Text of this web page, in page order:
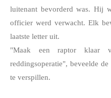
luitenant bevorderd was. Hij
officier werd verwacht. Elk
laatste letter uit.
"Maak een raptor klaar
reddingsoperatie", beveelde
te verspillen.